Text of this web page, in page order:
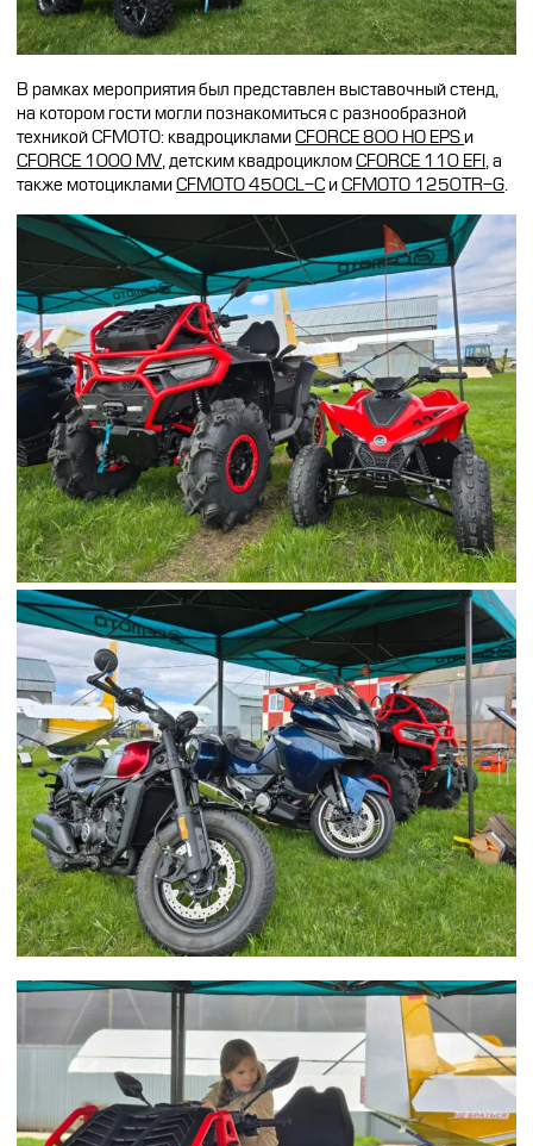
В рамках мероприятия был представлен выставочный стенд,
на котором гости могли познакомиться с разнообразной
техникой CFMOTO: квадроцикламиCFORCE 800 HO EPSи
CFORCE 1000 MV, детским квадроцикломCFORCE 110 EFI , а
также мотоцикламиCFMOTO 450CL-CиCFMOTO 1250TR-G.